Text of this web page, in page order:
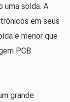
uma solda. A
em seus
é menor que
PCB
grande